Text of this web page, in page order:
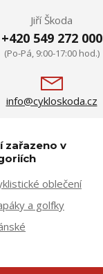
Jiří Škoda
+420 549 272 000
(Po-Pá, 9:00-17:00 hod.)
info@cykloskoda.cz
zařazeno v
oblečení
a golfky